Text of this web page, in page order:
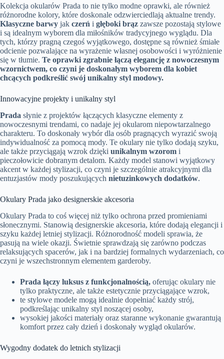
Kolekcja okularów Prada to nie tylko modne oprawki, ale również
różnorodne kolory, które doskonale odzwierciedlają aktualne trendy.
Klasyczne barwy jak czerń i głęboki brąz zawsze pozostają stylowe
i są idealnym wyborem dla miłośników tradycyjnego wyglądu. Dla
tych, którzy pragną czegoś wyjątkowego, dostępne są również śmiałe
odcienie pozwalające na wyrażenie własnej osobowości i wyróżnienie
się w tłumie. Te oprawki zgrabnie łączą elegancję z nowoczesnym
wzornictwem, co czyni je doskonałym wyborem dla kobiet
chcących podkreślić swój unikalny styl modowy.
Innowacyjne projekty i unikalny styl
Prada słynie z projektów łączących klasyczne elementy z
nowoczesnymi trendami, co nadaje jej okularom niepowtarzalnego
charakteru. To doskonały wybór dla osób pragnących wyrazić swoją
indywidualność za pomocą mody. Te okulary nie tylko dodają szyku,
ale także przyciągają wzrok dzięki unikalnym wzorom i
pieczołowicie dobranym detalom. Każdy model stanowi wyjątkowy
akcent w każdej stylizacji, co czyni je szczególnie atrakcyjnymi dla
entuzjastów mody poszukujących nietuzinkowych dodatków.
Okulary Prada jako designerskie akcesoria
Okulary Prada to coś więcej niż tylko ochrona przed promieniami
słonecznymi. Stanowią designerskie akcesoria, które dodają elegancji i
szyku każdej letniej stylizacji. Różnorodność modeli sprawia, że
pasują na wiele okazji. Świetnie sprawdzają się zarówno podczas
relaksujących spacerów, jak i na bardziej formalnych wydarzeniach, co
czyni je wszechstronnym elementem garderoby.
Prada łączy luksus z funkcjonalnością, oferując okulary nie
tylko praktyczne, ale także estetycznie przyciągające wzrok,
te stylowe modele mogą idealnie dopełniać każdy strój,
podkreślając unikalny styl noszącej osoby,
wysokiej jakości materiały oraz staranne wykonanie gwarantują
komfort przez cały dzień i doskonały wygląd okularów.
Wygodny dodatek do letnich stylizacji